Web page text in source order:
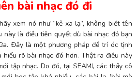
bài nhạc đó đi
xem nó như “kẻ xa lạ”, không biết tên
này là điều tiên quyết dù bài nhạc đó bạn
Đây là một phương pháp để trí óc tịnh
rõ bài nhạc đó hơn. Thật ra điều này
tập nhạc. Do đó, tại SEAMI, các thầy cô